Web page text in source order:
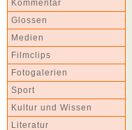
Kommentar
Glossen
Medien
Filmclips
Fotogalerien
Sport
Kultur und Wissen
Literatur